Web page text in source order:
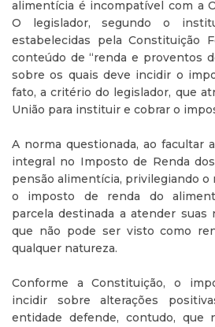
alimentícia é incompatível com a
O legislador, segundo o
estabelecidas pela Constituição
conteúdo de “renda e proventos
sobre os quais deve incidir o
fato, a critério do legislador, que
União para instituir e cobrar o
A norma questionada, ao facultar
integral no Imposto de Renda
pensão alimentícia, privilegiando o
o imposto de renda do
parcela destinada a atender suas
que não pode ser visto como
qualquer natureza.
Conforme a Constituição, o
incidir sobre alterações
entidade defende, contudo, que